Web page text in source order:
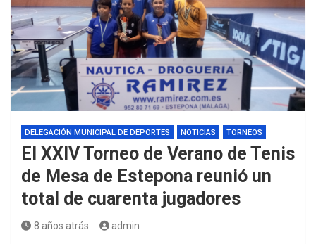
DELEGACIÓN MUNICIPAL DE DEPORTES NOTICIAS TORNEOS
El XXIV Torneo de Verano de Tenis
de Mesa de Estepona reunió un
total de cuarenta jugadores
8 años atrás admin